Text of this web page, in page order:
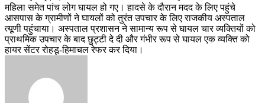
महिला समेत पांच लोग घायल हो गए। हादसे के दौरान मदद के लिए पहुंचे
आसपास के ग्रामीणों ने घायलों को तुरंत उपचार के लिए राजकीय अस्पताल
त्यूणी पहुंचाया। अस्पताल प्रशासन ने सामान्य रूप से घायल चार व्यक्तियों को
प्राथमिक उपचार के बाद छुट्टी दे दी और गंभीर रूप से घायल एक व्यक्ति को
हायर सेंटर रोहडू-हिमाचल रेफर कर दिया।